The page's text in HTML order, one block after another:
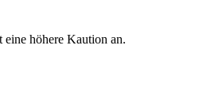
höhere Kaution an.